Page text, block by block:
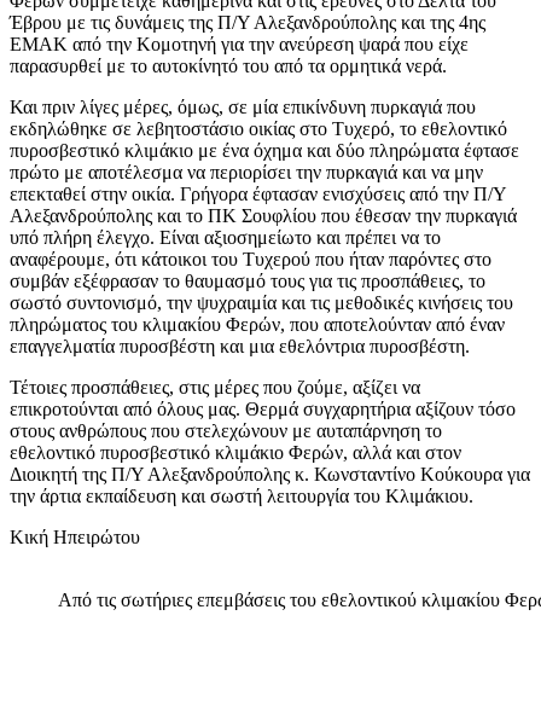
Έβρου με τις δυνάμεις της Π/Υ Αλεξανδρούπολης και της 4ης
ΕΜΑΚ από την Κομοτηνή για την ανεύρεση ψαρά που είχε
παρασυρθεί με το αυτοκίνητό του από τα ορμητικά νερά.
Και πριν λίγες μέρες, όμως, σε μία επικίνδυνη πυρκαγιά που
εκδηλώθηκε σε λεβητοστάσιο οικίας στο Τυχερό, το εθελοντικό
πυροσβεστικό κλιμάκιο με ένα όχημα και δύο πληρώματα έφτασε
πρώτο με αποτέλεσμα να περιορίσει την πυρκαγιά και να μην
επεκταθεί στην οικία. Γρήγορα έφτασαν ενισχύσεις από την Π/Υ
Αλεξανδρούπολης και το ΠΚ Σουφλίου που έθεσαν την πυρκαγιά
υπό πλήρη έλεγχο. Είναι αξιοσημείωτο και πρέπει να το
αναφέρουμε, ότι κάτοικοι του Τυχερού που ήταν παρόντες στο
συμβάν εξέφρασαν το θαυμασμό τους για τις προσπάθειες, το
σωστό συντονισμό, την ψυχραιμία και τις μεθοδικές κινήσεις του
πληρώματος του κλιμακίου Φερών, που αποτελούνταν από έναν
επαγγελματία πυροσβέστη και μια εθελόντρια πυροσβέστη.
Τέτοιες προσπάθειες, στις μέρες που ζούμε, αξίζει να
επικροτούνται από όλους μας. Θερμά συγχαρητήρια αξίζουν τόσο
στους ανθρώπους που στελεχώνουν με αυταπάρνηση το
εθελοντικό πυροσβεστικό κλιμάκιο Φερών, αλλά και στον
Διοικητή της Π/Υ Αλεξανδρούπολης κ. Κωνσταντίνο Κούκουρα για
την άρτια εκπαίδευση και σωστή λειτουργία του Κλιμάκιου.
Κική Ηπειρώτου
Από τις σωτήριες επεμβάσεις του εθελοντικού κλιμακίου